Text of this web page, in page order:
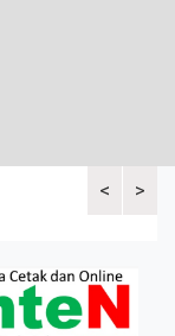
<
Bupati>